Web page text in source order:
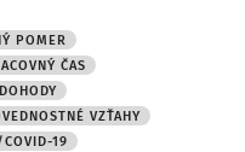
POMER
ČAS
DOHODY
VZŤAHY
19